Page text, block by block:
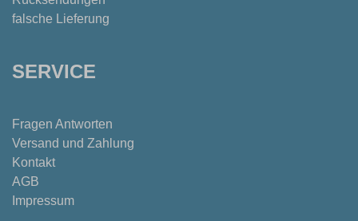
falsche Lieferung
SERVICE
Fragen Antworten
Versand und Zahlung
Kontakt
AGB
Impressum